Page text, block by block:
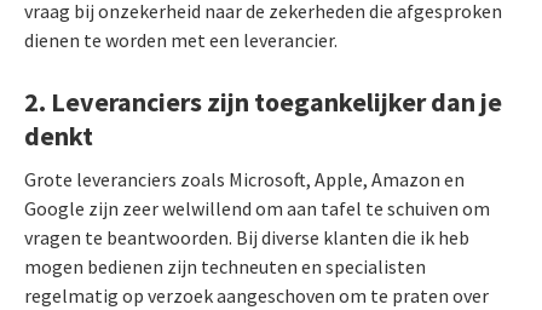
vraag bij onzekerheid naar de zekerheden die afgesproken
dienen te worden met een leverancier.
2. Leveranciers zijn toegankelijker dan je
denkt
Grote leveranciers zoals Microsoft, Apple, Amazon en
Google zijn zeer welwillend om aan tafel te schuiven om
vragen te beantwoorden. Bij diverse klanten die ik heb
mogen bedienen zijn techneuten en specialisten
regelmatig op verzoek aangeschoven om te praten over